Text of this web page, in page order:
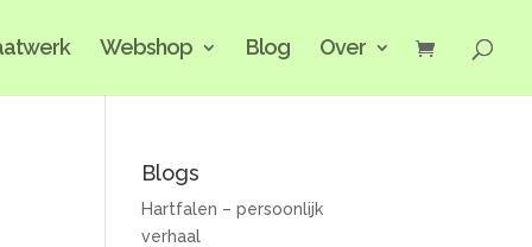
Webshop Blog Over
Blogs
Hartfalen – persoonlijk
verhaal